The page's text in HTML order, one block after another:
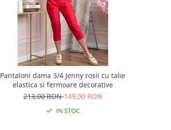
Pantaloni dama 3/4 Jenny rosii cu talie
elastica si fermoare decorative
213,00 RON149,00 RON
IN STOC